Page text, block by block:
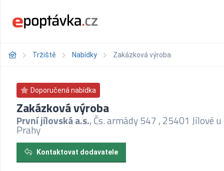
Tržiště Nabídky Zakázková výroba
Doporučená nabídka
Zakázková výroba
První jílovská a.s., Čs. armády 547 , 25401 Jílové u
Prahy
Kontaktovat dodavatele